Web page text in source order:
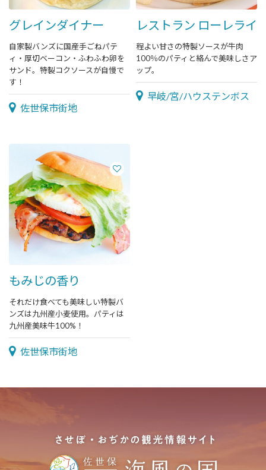
グレインダイナー
自家製バンズに国産手ごねパテ
ィ・厚切ベーコン・ふわふわ卵を
サンド。特製コクソースが自慢で
す！
佐世保市街地
レストラン ローレライ
程よい甘さの特製ソースが牛肉
100％のパティと絡んで美味しさア
ップ。
早岐/宮/ハウステンボス
もみじの香り
それだけ食べても美味しい特製バ
ンズは九州産小麦使用。パティは
九州産美味牛100%！
佐世保市街地